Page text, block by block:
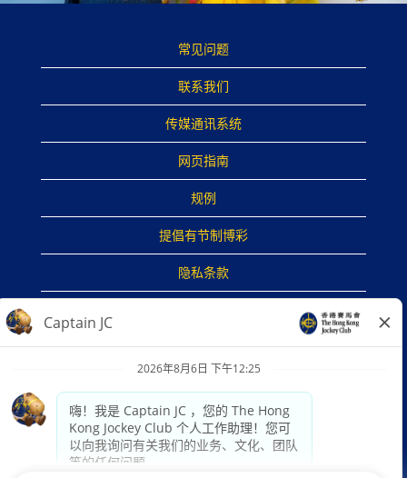
常见问题
联系我们
传媒通讯系统
网页指南
规例
提倡有节制博彩
隐私条款
网络保安版权所有
在
新
选
项
在
新
选
项